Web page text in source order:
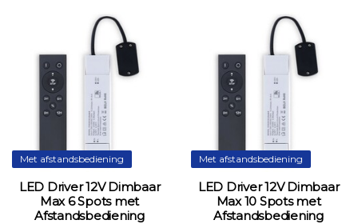
Met afstandsbediening
LED Driver 12V Dimbaar
Max 6 Spots met
Afstandsbediening
Met afstandsbediening
LED Driver 12V Dimbaar
Max 10 Spots met
Afstandsbediening